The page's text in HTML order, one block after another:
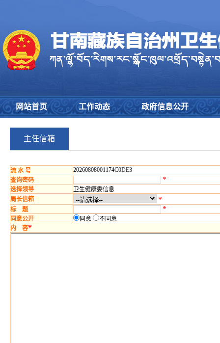
网站首页 工作动态 政府信息公开
主任信箱
流 水 号
20260808001174C0DE3
查询密码
*
选择领导
卫生健康委信息
局长信箱
*
标 题 *
同意公开 同意
不同意
内 容*